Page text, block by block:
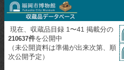
現在、収蔵品目録 1〜41 掲載分の
210637件を公開中
（未公開資料は準備が出来次第、順
次公開予定）